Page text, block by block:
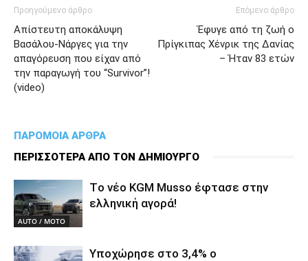
Προηγούμενο άρθρο
Απίστευτη αποκάλυψη
Βασάλου-Νάργες για την
απαγόρευση που είχαν από
την παραγωγή του “Survivor”!
(video)
Επόμενο άρθρο
Έφυγε από τη ζωή ο
Πρίγκιπας Χένρικ της Δανίας
– Ήταν 83 ετών
ΠΑΡΟΜΟΙΑ ΑΡΘΡΑ
ΠΕΡΙΣΣΟΤΕΡΑ ΑΠΟ ΤΟΝ ΔΗΜΙΟΥΡΓΟ
AUTO / MOTO
Tο νέο KGM Musso έφτασε στην
ελληνική αγορά!
Υποχώρησε στο 3,4% ο